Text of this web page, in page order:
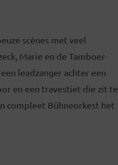
scènes met veel
Marie en de Tamboer-
leadzanger achter een
en een travestiet die zit te
compleet Bühneorkest het